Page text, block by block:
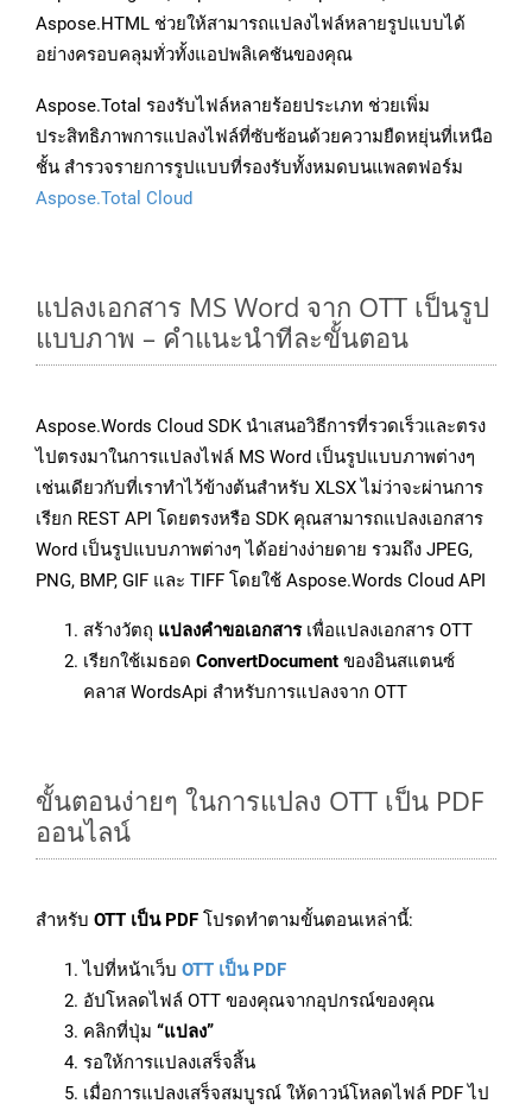
Aspose.HTML ช่วยให้สามารถแปลงไฟล์หลายรูปแบบได้
อย่างครอบคลุมทั่วทั้งแอปพลิเคชันของคุณ
Aspose.Total รองรับไฟล์หลายร้อยประเภท ช่วยเพิ่ม
ประสิทธิภาพการแปลงไฟล์ที่ซับซ้อนด้วยความยืดหยุ่นที่เหนือ
ชั้น สำรวจรายการรูปแบบที่รองรับทั้งหมดบนแพลตฟอร์ม
Aspose.Total Cloud
แปลงเอกสาร MS Word จาก OTT เป็นรูป
แบบภาพ – คำแนะนำทีละขั้นตอน
Aspose.Words Cloud SDK นำเสนอวิธีการที่รวดเร็วและตรง
ไปตรงมาในการแปลงไฟล์ MS Word เป็นรูปแบบภาพต่างๆ
เช่นเดียวกับที่เราทำไว้ข้างต้นสำหรับ XLSX ไม่ว่าจะผ่านการ
เรียก REST API โดยตรงหรือ SDK คุณสามารถแปลงเอกสาร
Word เป็นรูปแบบภาพต่างๆ ได้อย่างง่ายดาย รวมถึง JPEG,
PNG, BMP, GIF และ TIFF โดยใช้ Aspose.Words Cloud API
สร้างวัตถุ แปลงคำขอเอกสารเพื่อแปลงเอกสาร OTT
เรียกใช้เมธอด ConvertDocument ของอินสแตนซ์
คลาส WordsApi สำหรับการแปลงจาก OTT
ขั้นตอนง่ายๆ ในการแปลง OTT เป็น PDF
ออนไลน์
สำหรับ OTT เป็น PDF โปรดทำตามขั้นตอนเหล่านี้:
ไปที่หน้าเว็บ OTT เป็น PDF
อัปโหลดไฟล์ OTT ของคุณจากอุปกรณ์ของคุณ
คลิกที่ปุ่ม “แปลง”
รอให้การแปลงเสร็จสิ้น
เมื่อการแปลงเสร็จสมบูรณ์ ให้ดาวน์โหลดไฟล์ PDF ไป